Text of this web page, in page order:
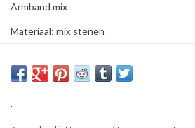
Armband mix
Materiaal: mix stenen
Dit is een natuurproduct, het geleverde
.